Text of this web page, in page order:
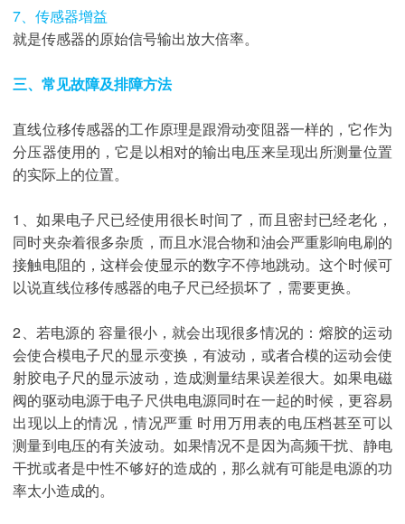
7、传感器增益
就是传感器的原始信号输出放大倍率。
三、常见故障及排障方法
直线位移传感器的工作原理是跟滑动变阻器一样的，它作为
分压器使用的，它是以相对的输出电压来呈现出所测量位置
的实际上的位置。
1、如果电子尺已经使用很长时间了，而且密封已经老化，
同时夹杂着很多杂质，而且水混合物和油会严重影响电刷的
接触电阻的，这样会使显示的数字不停地跳动。这个时候可
以说直线位移传感器的电子尺已经损坏了，需要更换。
2、若电源的 容量很小，就会出现很多情况的：熔胶的运动
会使合模电子尺的显示变换，有波动，或者合模的运动会使
射胶电子尺的显示波动，造成测量结果误差很大。如果电磁
阀的驱动电源于电子尺供电电源同时在一起的时候，更容易
出现以上的情况，情况严重 时用万用表的电压档甚至可以
测量到电压的有关波动。如果情况不是因为高频干扰、静电
干扰或者是中性不够好的造成的，那么就有可能是电源的功
率太小造成的。